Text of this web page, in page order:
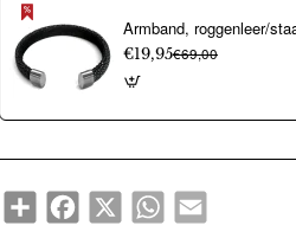
€19,95€69,00
ShareFacebook
X WhatsAppEmail